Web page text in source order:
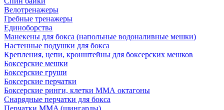
Велотренажеры
Гребные тренажеры
Единоборства
Манекены для бокса (напольные водоналивные мешки)
Настенные подушки для бокса
Крепления, цепи, кронштейны для боксерских мешков
Боксерские мешки
Боксерские груши
Боксерские перчатки
Боксерские ринги, клетки ММА октагоны
Снарядные перчатки для бокса
Перчатки MMA (шингарды)